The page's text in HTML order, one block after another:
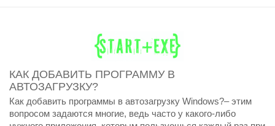
КАК ДОБАВИТЬ ПРОГРАММУ В
АВТОЗАГРУЗКУ?
Как добавить программы в автозагрузку Windows?– этим
вопросом задаются многие, ведь часто у какого-либо